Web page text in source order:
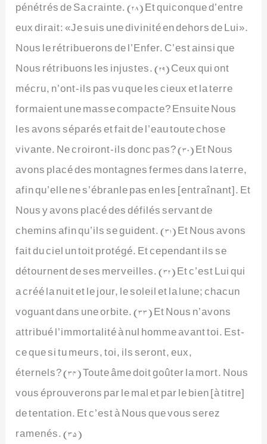
pénétrés de Sa crainte. (28) Et quiconque d’entre
eux dirait: «Je suis une divinité en dehors de Lui».
Nous le rétribuerons de l’Enfer. C’est ainsi que
Nous rétribuons les injustes. (29) Ceux qui ont
mécru, n’ont-ils pas vu que les cieux et la terre
formaient une masse compacte? Ensuite Nous
les avons séparés et fait de l’eau toute chose
vivante. Ne croiront-ils donc pas? (30) Et Nous
avons placé des montagnes fermes dans la terre,
afin qu’elle ne s’ébranle pas en les [entraînant]. Et
Nous y avons placé des défilés servant de
chemins afin qu’ils se guident. (31) Et Nous avons
fait du ciel un toit protégé. Et cependant ils se
détournent de ses merveilles. (32) Et c’est Lui qui
a créé la nuit et le jour, le soleil et la lune; chacun
voguant dans une orbite. (33) Et Nous n’avons
attribué l’immortalité à nul homme avant toi. Est-
ce que si tu meurs, toi, ils seront, eux,
éternels? (34) Toute âme doit goûter la mort. Nous
vous éprouverons par le mal et par le bien [à titre]
de tentation. Et c’est à Nous que vous serez
ramenés. (35)